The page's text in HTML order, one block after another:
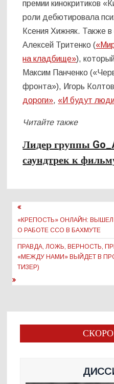
премии кинокритиков
роли дебютировала
Ксения Хижняк. Также
Алексей Тритенко (
на кладбище»),
Максим Панченко
фронта»), Игорь
дороги», «И будут
Читайте также
Лидер группы
саундтрек к
Навигация
по
записям
«КРЕПОСТЬ» ОНЛАЙН:
О РАБОТЕ ССО В БАХМУТЕ
ПРАВДА, ЛОЖЬ, ВЕРНОСТЬ,
«МЕЖДУ НАМИ» ВЫЙДЕТ В
ТИЗЕР)